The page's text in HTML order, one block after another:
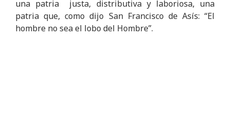
una patria justa, distributiva y laboriosa, una
patria que, como dijo San Francisco de Asís: “El
hombre no sea el lobo del Hombre”.